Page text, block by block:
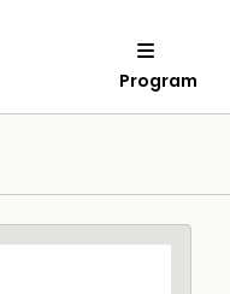
Program